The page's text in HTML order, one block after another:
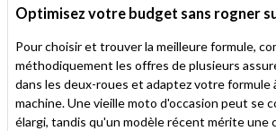
Optimisez votre budget sans rogner
Pour choisir et trouver la meilleure formule,
méthodiquement les offres de plusieurs
dans les deux-roues et adaptez votre formule
machine. Une vieille moto d'occasion peut se
élargi, tandis qu'un modèle récent mérite une